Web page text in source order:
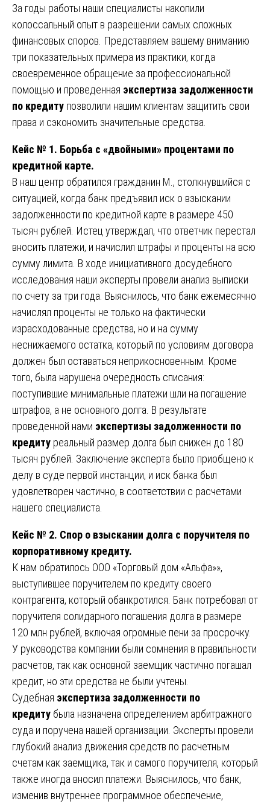
За годы работы наши специалисты накопили
колоссальный опыт в разрешении самых сложных
финансовых споров. Представляем вашему вниманию
три показательных примера из практики, когда
своевременное обращение за профессиональной
помощью и проведенная экспертиза задолженности
по кредиту позволили нашим клиентам защитить свои
права и сэкономить значительные средства.
Кейс № 1. Борьба с «двойными» процентами по
кредитной карте.
В наш центр обратился гражданин М., столкнувшийся с
ситуацией, когда банк предъявил иск о взыскании
задолженности по кредитной карте в размере 450
тысяч рублей. Истец утверждал, что ответчик перестал
вносить платежи, и начислил штрафы и проценты на всю
сумму лимита. В ходе инициативного досудебного
исследования наши эксперты провели анализ выписки
по счету за три года. Выяснилось, что банк ежемесячно
начислял проценты не только на фактически
израсходованные средства, но и на сумму
неснижаемого остатка, который по условиям договора
должен был оставаться неприкосновенным. Кроме
того, была нарушена очередность списания:
поступившие минимальные платежи шли на погашение
штрафов, а не основного долга. В результате
проведенной нами экспертизы задолженности по
кредиту реальный размер долга был снижен до 180
тысяч рублей. Заключение эксперта было приобщено к
делу в суде первой инстанции, и иск банка был
удовлетворен частично, в соответствии с расчетами
нашего специалиста.
Кейс № 2. Спор о взыскании долга с поручителя по
корпоративному кредиту.
К нам обратилось ООО «Торговый дом «Альфа»»,
выступившее поручителем по кредиту своего
контрагента, который обанкротился. Банк потребовал от
поручителя солидарного погашения долга в размере
120 млн рублей, включая огромные пени за просрочку.
У руководства компании были сомнения в правильности
расчетов, так как основной заемщик частично погашал
кредит, но эти средства не были учтены.
Судебная экспертиза задолженности по
кредиту была назначена определением арбитражного
суда и поручена нашей организации. Эксперты провели
глубокий анализ движения средств по расчетным
счетам как заемщика, так и самого поручителя, который
также иногда вносил платежи. Выяснилось, что банк,
изменив внутреннее программное обеспечение,